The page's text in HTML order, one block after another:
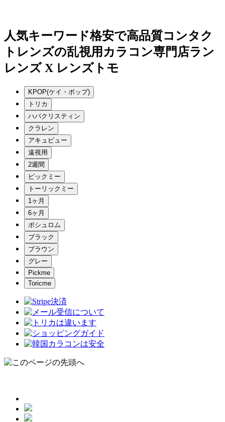
人気キーワード格安で高品質コンタク
トレンズの乱視用カラコン専門店ラン
レンズ X レンズトモ